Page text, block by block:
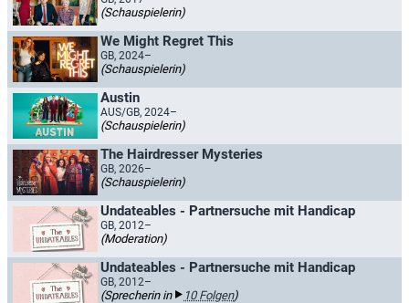
(Schauspielerin)
We Might Regret This
GB, 2024–
(Schauspielerin)
Austin
AUS/GB, 2024–
(Schauspielerin)
The Hairdresser Mysteries
GB, 2026–
(Schauspielerin)
Undateables - Partnersuche mit Handicap
GB, 2012–
(Moderation)
Undateables - Partnersuche mit Handicap
GB, 2012–
(Sprecherin in 10 Folgen)